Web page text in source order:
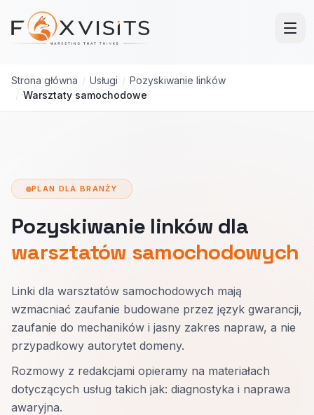
Przejdź do treści głównej
Strona główna / Usługi / Pozyskiwanie linków
/ Warsztaty samochodowe
PLAN DLA BRANŻY
Pozyskiwanie linków dla
warsztatów samochodowych
Linki dla warsztatów samochodowych mają
wzmacniać zaufanie budowane przez język gwarancji,
zaufanie do mechaników i jasny zakres napraw, a nie
przypadkowy autorytet domeny.
Rozmowy z redakcjami opieramy na materiałach
dotyczących usług takich jak: diagnostyka i naprawa
awaryjna.